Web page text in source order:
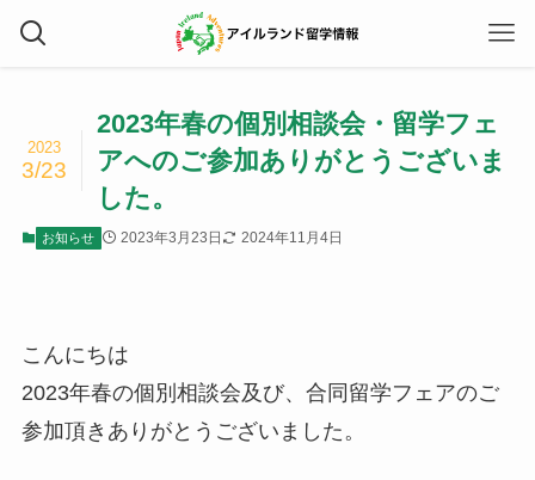
2023年春の個別相談会・留学フェ
アへのご参加ありがとうございま
した。
2023
3/23
お知らせ 2023年3月23日 2024年11月4日
こんにちは
2023年春の個別相談会及び、合同留学フェアのご
参加頂きありがとうございました。